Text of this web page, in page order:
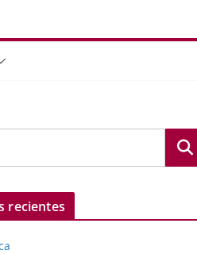
recientes